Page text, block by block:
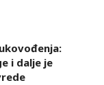
i dalje je